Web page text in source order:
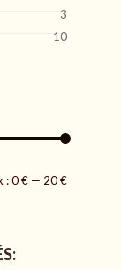
3
10
Prix
Prix
:0 €— 20 €